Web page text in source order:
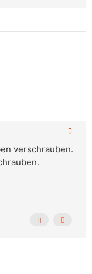
verschrauben.